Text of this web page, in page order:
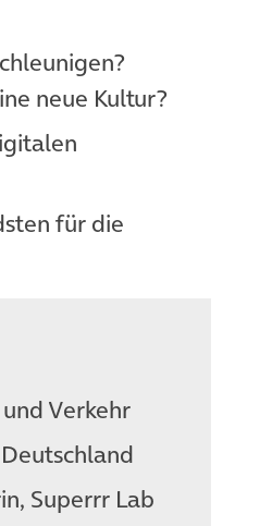
neue Kultur?
für die
Verkehr
Superrr Lab